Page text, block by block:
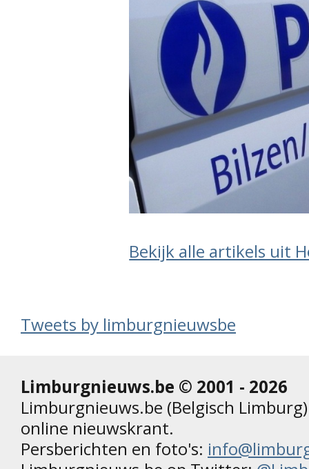
Bekijk alle artikels uit
Tweets by limburgnieuwsbe
Limburgnieuws.be © 2001 - 2026
Limburgnieuws.be (Belgisch
online nieuwskrant.
Persberichten en foto's: